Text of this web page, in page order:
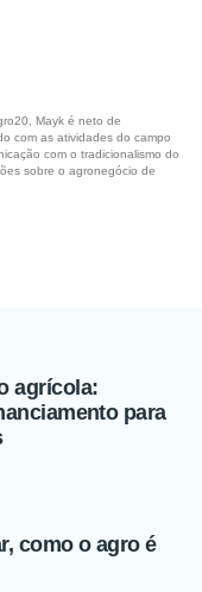
Mayk é neto de
com as atividades do campo
com o tradicionalismo do
sobre o agronegócio de
agrícola:
para
como o agro é